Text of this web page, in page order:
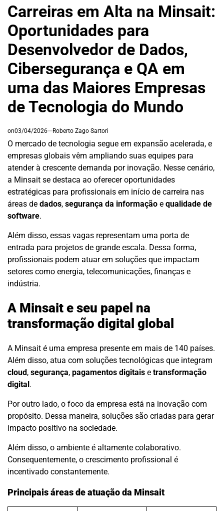
Carreiras em Alta na Minsait:
Oportunidades para
Desenvolvedor de Dados,
Cibersegurança e QA em
uma das Maiores Empresas
de Tecnologia do Mundo
on03/04/2026 Roberto Zago Sartori
O mercado de tecnologia segue em expansão acelerada, e
empresas globais vêm ampliando suas equipes para
atender à crescente demanda por inovação. Nesse cenário,
a Minsait se destaca ao oferecer oportunidades
estratégicas para profissionais em início de carreira nas
áreas de dados, segurança da informação e qualidade de
software.
Além disso, essas vagas representam uma porta de
entrada para projetos de grande escala. Dessa forma,
profissionais podem atuar em soluções que impactam
setores como energia, telecomunicações, finanças e
indústria.
A Minsait e seu papel na
transformação digital global
A Minsait é uma empresa presente em mais de 140 países.
Além disso, atua com soluções tecnológicas que integram
cloud, segurança, pagamentos digitais e transformação
digital.
Por outro lado, o foco da empresa está na inovação com
propósito. Dessa maneira, soluções são criadas para gerar
impacto positivo na sociedade.
Além disso, o ambiente é altamente colaborativo.
Consequentemente, o crescimento profissional é
incentivado constantemente.
Principais áreas de atuação da Minsait